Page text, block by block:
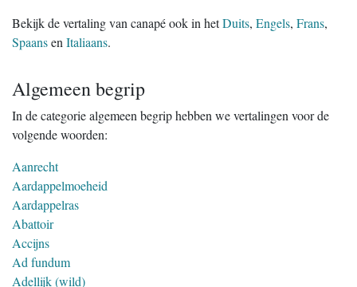
Bekijk de vertaling van canapé ook in hetDuits, Engels, Frans,
Spaansen Italiaans.
Algemeen begrip
In de categorie algemeen begrip hebben we vertalingen voor de
volgende woorden:
Aanrecht
Aardappelmoeheid
Aardappelras
Abattoir
Accijns
Ad fundum
Adellijk (wild)